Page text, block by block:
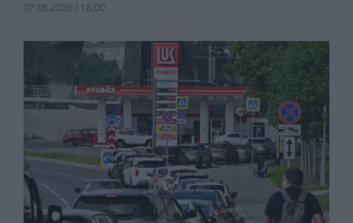
07.08.2026 / 18:00